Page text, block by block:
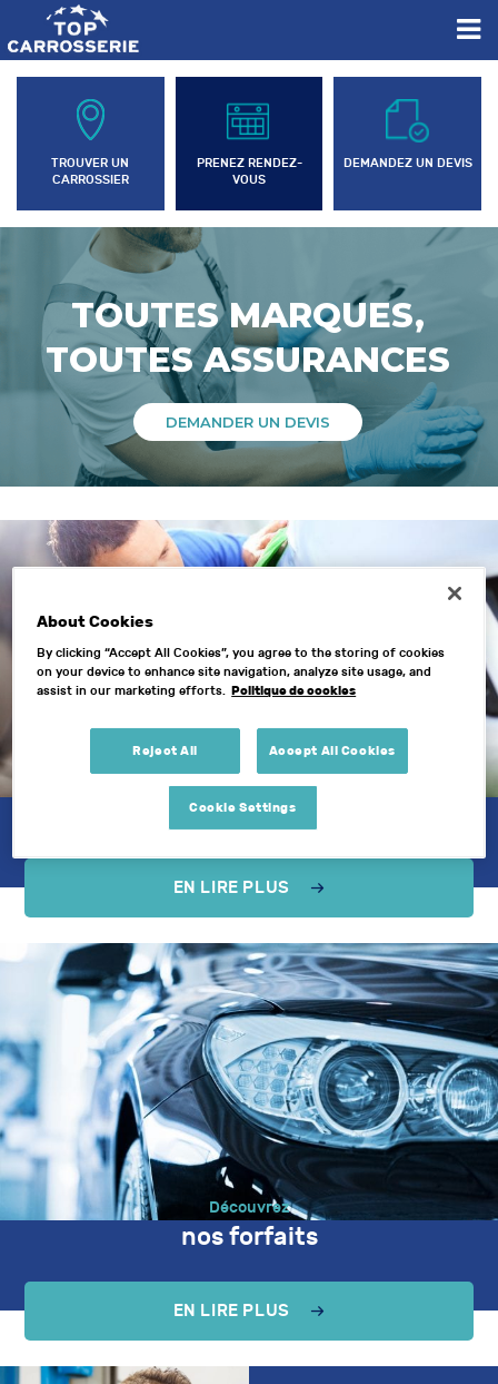
DEMANDEZ UN DEVIS
PRENEZ RENDEZ-
VOUS
TROUVER UN
CARROSSIER
DEMANDER UN DEVIS
TOUTES MARQUES,
TOUTES ASSURANCES
Découvrez
nos services
EN LIRE PLUS
Découvrez
nos forfaits
EN LIRE PLUS
About Cookies
By clicking “Accept All Cookies”, you agree to the storing of cookies
on your device to enhance site navigation, analyze site usage, and
assist in our marketing efforts. Politique de cookies
Reject All Accept All Cookies
Cookie Settings